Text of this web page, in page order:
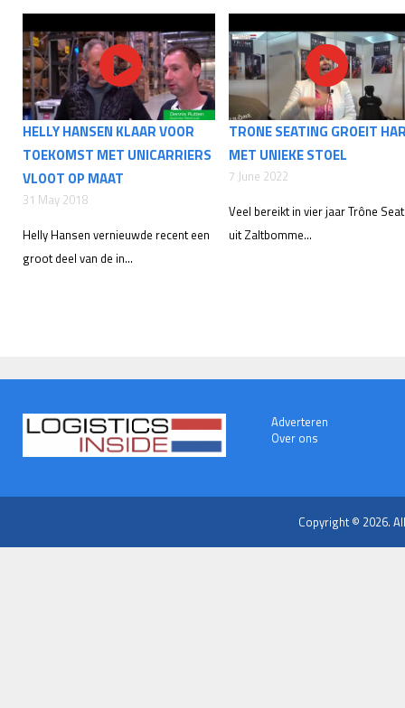
HELLY HANSEN KLAAR VOOR
TOEKOMST MET UNICARRIERS
VLOOT OP MAAT
31 May 2018
Helly Hansen vernieuwde recent een
groot deel van de in...
TRONE SEATING GROEIT
MET UNIEKE STOEL
7 June 2022
Veel bereikt in vier jaar Trône
uit Zaltbomme...
Adverteren
Over ons
Copyright © 2026.